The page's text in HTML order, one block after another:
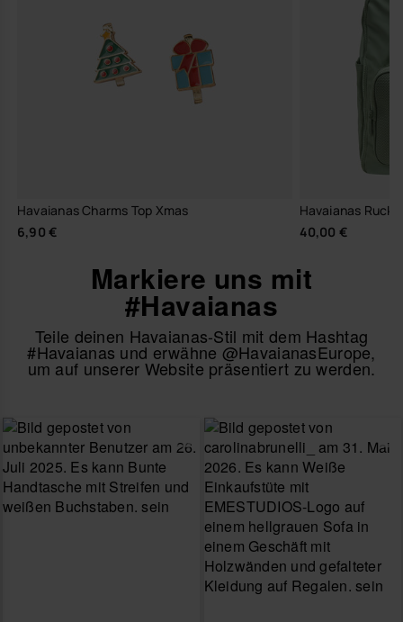
Havaianas Charms Top Xmas
6,90 €
Havaianas
40,00 €
Markiere uns mit
#Havaianas
Teile deinen Havaianas-Stil mit dem Hashtag
#Havaianas und erwähne @HavaianasEurope,
um auf unserer Website präsentiert zu werden.